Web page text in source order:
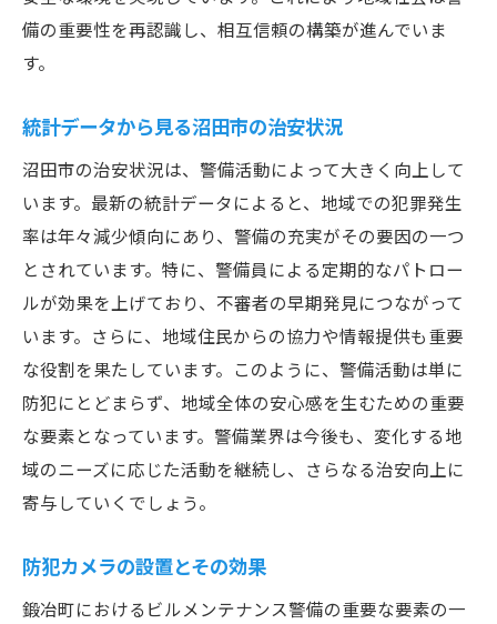
備の重要性を再認識し、相互信頼の構築が進んでいま
す。
統計データから見る沼田市の治安状況
沼田市の治安状況は、警備活動によって大きく向上して
います。最新の統計データによると、地域での犯罪発生
率は年々減少傾向にあり、警備の充実がその要因の一つ
とされています。特に、警備員による定期的なパトロー
ルが効果を上げており、不審者の早期発見につながって
います。さらに、地域住民からの協力や情報提供も重要
な役割を果たしています。このように、警備活動は単に
防犯にとどまらず、地域全体の安心感を生むための重要
な要素となっています。警備業界は今後も、変化する地
域のニーズに応じた活動を継続し、さらなる治安向上に
寄与していくでしょう。
防犯カメラの設置とその効果
鍛冶町におけるビルメンテナンス警備の重要な要素の一